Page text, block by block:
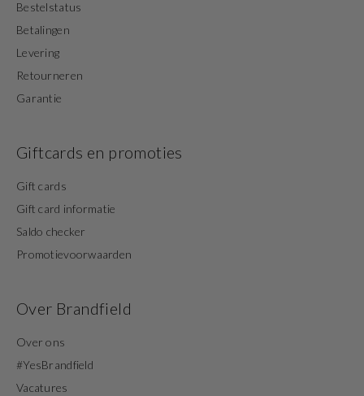
Bestelstatus
Betalingen
Levering
Retourneren
Garantie
Giftcards en promoties
Gift cards
Gift card informatie
Saldo checker
Promotievoorwaarden
Over Brandfield
Over ons
#YesBrandfield
Vacatures